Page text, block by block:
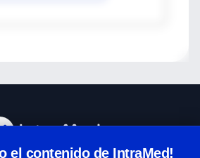
el contenido de IntraMed!